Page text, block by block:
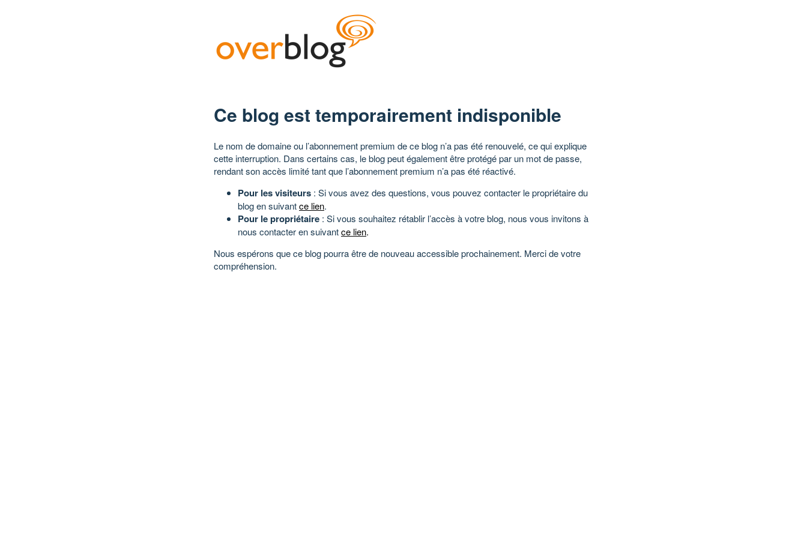
Ce blog est temporairement indisponible
Le nom de domaine ou l’abonnement premium de ce blog n’a pas été renouvelé, ce qui explique
cette interruption. Dans certains cas, le blog peut également être protégé par un mot de passe,
rendant son accès limité tant que l’abonnement premium n’a pas été réactivé.
Pour les visiteurs : Si vous avez des questions, vous pouvez contacter le propriétaire du
blog en suivantce lien.
Pour le propriétaire : Si vous souhaitez rétablir l’accès à votre blog, nous vous invitons à
nous contacter en suivantce lien.
Nous espérons que ce blog pourra être de nouveau accessible prochainement. Merci de votre
compréhension.